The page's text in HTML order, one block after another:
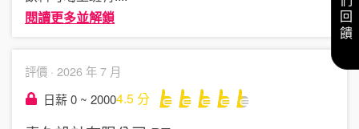
閱讀更多並解鎖
評價 · 2026 年 7 月
日薪 0 ~ 20004.5分